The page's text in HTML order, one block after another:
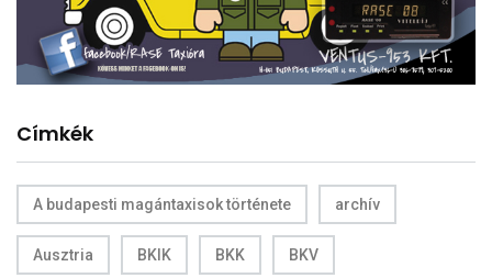
Címkék
A budapesti magántaxisok története archív
Ausztria BKIK BKK BKV